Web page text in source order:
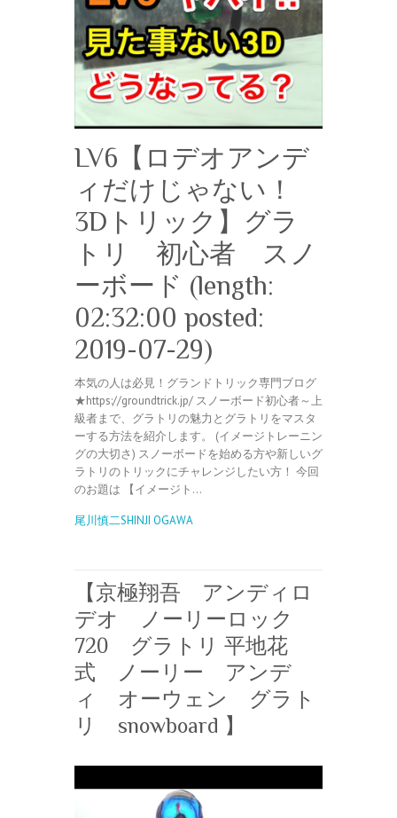
LV6【ロデオアンデ
ィだけじゃない！
3Dトリック】グラ
トリ 初心者 スノ
ーボード (length:
02:32:00 posted:
2019-07-29)
本気の人は必見！グランドトリック専門ブログ
★https://groundtrick.jp/ スノーボード初心者～上
級者まで、グラトリの魅力とグラトリをマスタ
ーする方法を紹介します。 (イメージトレーニン
グの大切さ) スノーボードを始める方や新しいグ
ラトリのトリックにチャレンジしたい方！ 今回
のお題は 【イメージト…
尾川慎二SHINJI OGAWA
【京極翔吾 アンディロ
デオ ノーリーロック
720 グラトリ 平地花
式 ノーリー アンデ
ィ オーウェン グラト
リ snowboard 】